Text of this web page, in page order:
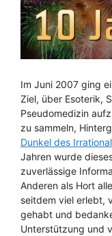
Im Juni 2007 ging
Ziel, über Esoterik,
Pseudomedizin
zu sammeln,
Dunkel des
Jahren wurde
zuverlässige
Anderen als Hort
seitdem viel erlebt,
gehabt und
Unterstützung und